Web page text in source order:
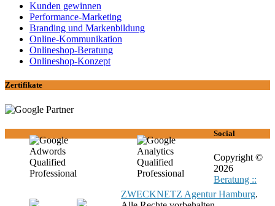
Kunden gewinnen
Performance-Marketing
Branding und Markenbildung
Online-Kommunikation
Onlineshop-Beratung
Onlineshop-Konzept
Zertifikate
Social
Copyright ©
2026
Beratung ::
ZWECKNETZ Agentur Hamburg.